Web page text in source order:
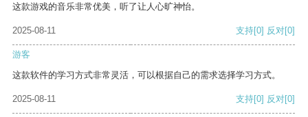
这款游戏的音乐非常优美，听了让人心旷神怡。
2025-08-11 支持[0] 反对[0]
游客
这款软件的学习方式非常灵活，可以根据自己的需求选择学习方式。
2025-08-11 支持[0] 反对[0]